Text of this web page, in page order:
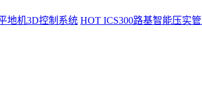
地机3D控制系统 HOT ICS300路基智能压实